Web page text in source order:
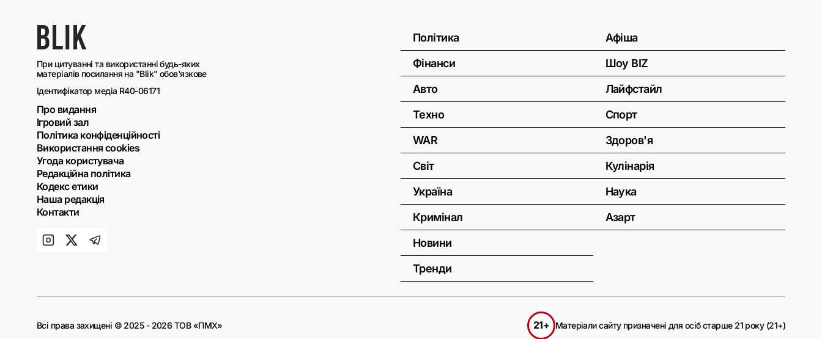
При цитуванні та використанні будь-яких
матеріалів посилання на "Blik" обов'язкове
Ідентифікатор медіа R40-06171
Про видання
Ігровий зал
Політика конфіденційності
Використання cookies
Угода користувача
Редакційна політика
Кодекс етики
Наша редакція
Контакти
Політика
Фінанси
Авто
Техно
WAR
Світ
Україна
Кримінал
Новини
Тренди
Афіша
Шоу BIZ
Лайфстайл
Спорт
Здоров'я
Кулінарія
Наука
Азарт
Всі права захищені © 2025 - 2026 ТОВ «ПМХ» 21+ Матеріали сайту призначені для осіб старше 21 року (21+)